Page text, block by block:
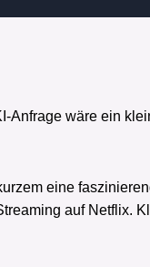
Anfrage wäre ein
eine
auf Netflix.